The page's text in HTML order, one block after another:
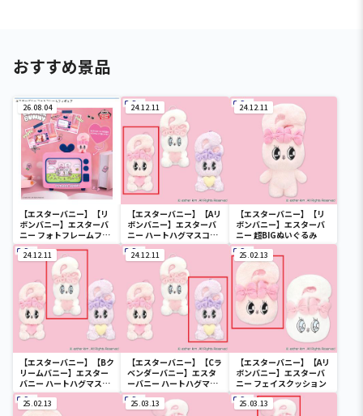
おすすめ景品
26.08.04
【エスターバニー】【リ
ボンバニー】エスターバ
ニー フォトフレームフィ
ギュア
24.12.11
【エスターバニー】【Aリ
ボンバニー】エスターバ
ニー ハートハグマスコッ
ト
24.12.11
【エスターバニー】【リ
ボンバニー】エスターバ
ニー 超BIGぬいぐるみ
24.12.11
【エスターバニー】【Bク
リームバニー】エスター
バニー ハートハグマスコ
ット
24.12.11
【エスターバニー】【Cラ
ベンダーバニー】エスタ
ーバニー ハートハグマス
コット
25.02.13
【エスターバニー】【Aリ
ボンバニー】エスターバ
ニー フェイスクッション
25.02.13 25.03.13 25.03.13